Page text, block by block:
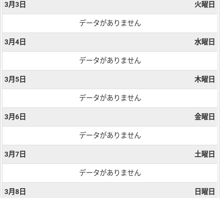
3月3日 火曜日
データがありません
3月4日 水曜日
データがありません
3月5日 木曜日
データがありません
3月6日 金曜日
データがありません
3月7日 土曜日
データがありません
3月8日 日曜日